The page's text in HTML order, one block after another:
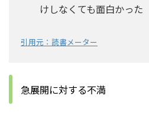
けしなくても面白かった
引用元：読書メーター
急展開に対する不満